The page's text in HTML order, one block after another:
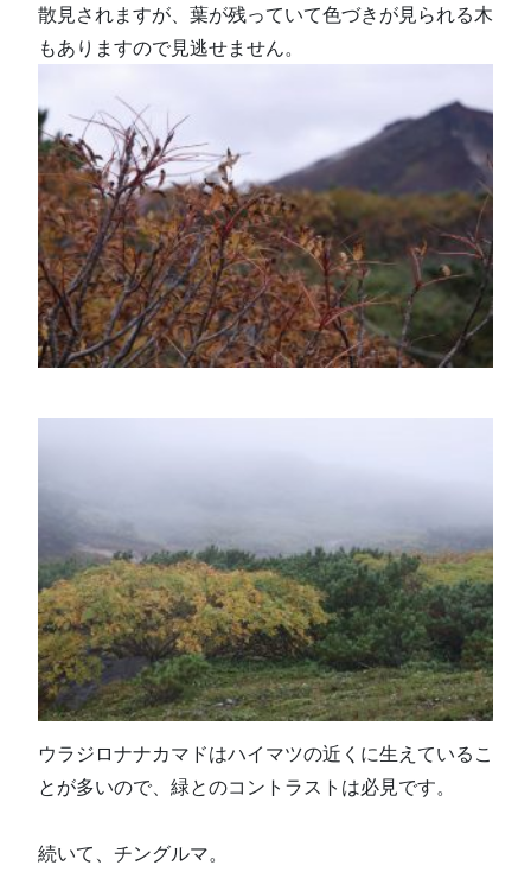
散見されますが、葉が残っていて色づきが見られる木
もありますので見逃せません。
ウラジロナナカマドはハイマツの近くに生えているこ
とが多いので、緑とのコントラストは必見です。
続いて、チングルマ。